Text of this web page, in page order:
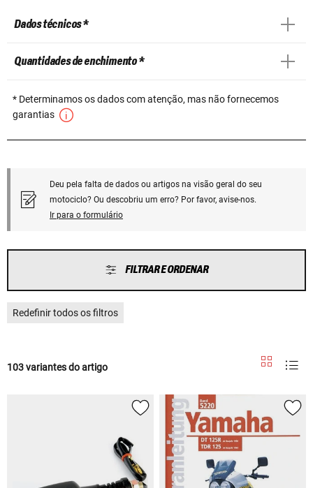
Dados técnicos *
Quantidades de enchimento *
* Determinamos os dados com atenção, mas não fornecemos
garantias
Deu pela falta de dados ou artigos na visão geral do seu
motociclo? Ou descobriu um erro? Por favor, avise-nos.
Ir para o formulário
FILTRAR E ORDENAR
Redefinir todos os filtros
103 variantes do artigo